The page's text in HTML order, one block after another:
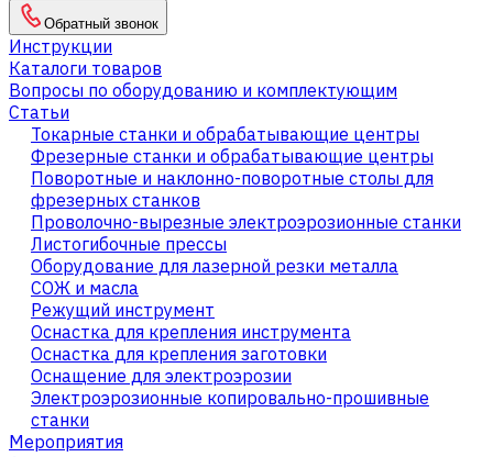
Обратный звонок
Инструкции
Каталоги товаров
Вопросы по оборудованию и комплектующим
Статьи
Токарные станки и обрабатывающие центры
Фрезерные станки и обрабатывающие центры
Поворотные и наклонно-поворотные столы для
фрезерных станков
Проволочно-вырезные электроэрозионные станки
Листогибочные прессы
Оборудование для лазерной резки металла
СОЖ и масла
Режущий инструмент
Оснастка для крепления инструмента
Оснастка для крепления заготовки
Оснащение для электроэрозии
Электроэрозионные копировально-прошивные
станки
Мероприятия